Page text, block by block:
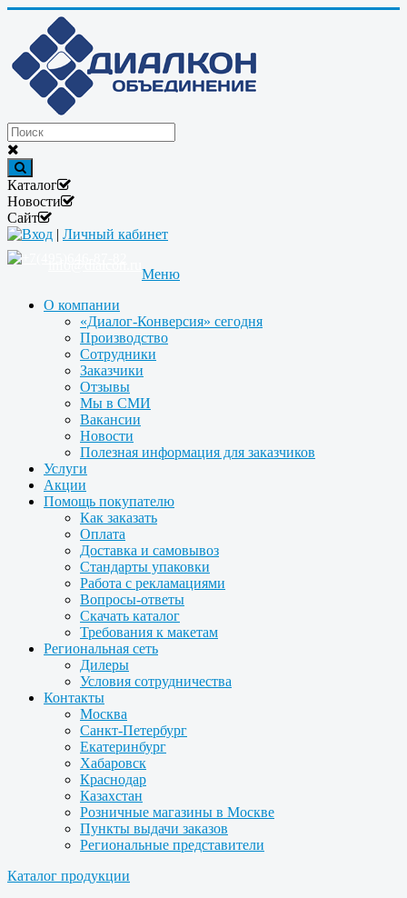
Каталог
Новости
Сайт
Вход | Личный кабинет
Меню
О компании
«Диалог-Конверсия» сегодня
Производство
Сотрудники
Заказчики
Отзывы
Мы в СМИ
Вакансии
Новости
Полезная информация для заказчиков
Услуги
Акции
Помощь покупателю
Как заказать
Оплата
Доставка и самовывоз
Стандарты упаковки
Работа с рекламациями
Вопросы-ответы
Скачать каталог
Требования к макетам
Региональная сеть
Дилеры
Условия сотрудничества
Контакты
Москва
Санкт-Петербург
Екатеринбург
Хабаровск
Краснодар
Казахстан
Розничные магазины в Москве
Пункты выдачи заказов
Региональные представители
Каталог продукции